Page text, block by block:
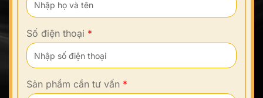
Số điện thoại *
Sản phẩm cần tư vấn *